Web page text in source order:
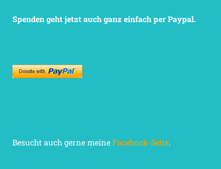
Spenden geht jetzt auch ganz einfach per Paypal.
Besucht auch gerne meineFacebook-Seite.